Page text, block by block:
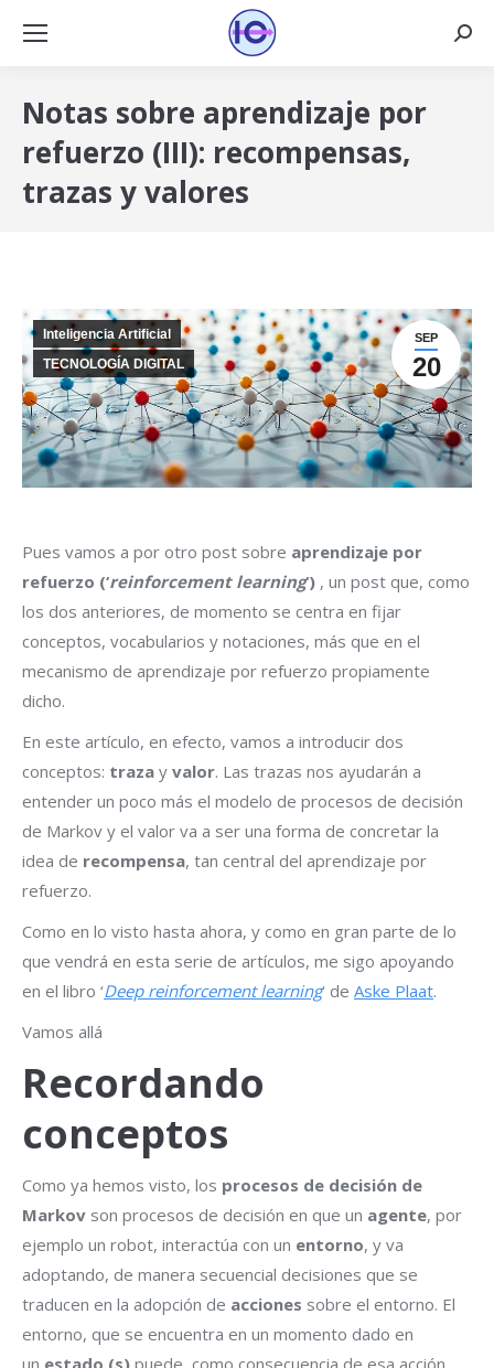
Notas sobre aprendizaje por
refuerzo (III): recompensas,
trazas y valores
SEP
20
Inteligencia Artificial
TECNOLOGÍA DIGITAL
Pues vamos a por otro post sobre aprendizaje por
refuerzo (‘reinforcement learning‘) , un post que, como
los dos anteriores, de momento se centra en fijar
conceptos, vocabularios y notaciones, más que en el
mecanismo de aprendizaje por refuerzo propiamente
dicho.
En este artículo, en efecto, vamos a introducir dos
conceptos: traza y valor. Las trazas nos ayudarán a
entender un poco más el modelo de procesos de decisión
de Markov y el valor va a ser una forma de concretar la
idea de recompensa, tan central del aprendizaje por
refuerzo.
Como en lo visto hasta ahora, y como en gran parte de lo
que vendrá en esta serie de artículos, me sigo apoyando
en el libro ‘Deep reinforcement learning‘ de Aske Plaat.
Vamos allá
Recordando
conceptos
Como ya hemos visto, los procesos de decisión de
Markov son procesos de decisión en que un agente, por
ejemplo un robot, interactúa con un entorno, y va
adoptando, de manera secuencial decisiones que se
traducen en la adopción de acciones sobre el entorno. El
entorno, que se encuentra en un momento dado en